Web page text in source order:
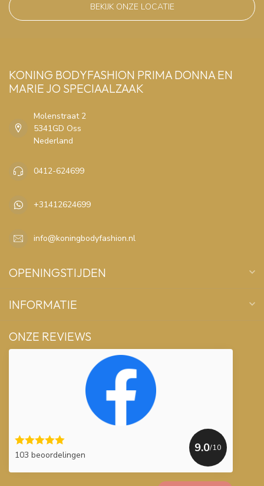
BEKIJK ONZE LOCATIE
KONING BODYFASHION PRIMA DONNA EN
MARIE JO SPECIAALZAAK
Molenstraat 2
5341GD Oss
Nederland
0412-624699
+31412624699
info@koningbodyfashion.nl
OPENINGSTIJDEN
INFORMATIE
ONZE REVIEWS
103 beoordelingen
9.0/10